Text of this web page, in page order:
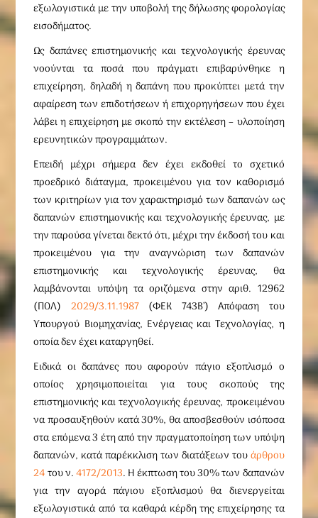
εξωλογιστικά με την υποβολή της δήλωσης φορολογίας
εισοδήματος.
Ως δαπάνες επιστημονικής και τεχνολογικής έρευνας
νοούνται τα ποσά που πράγματι επιβαρύνθηκε η
επιχείρηση, δηλαδή η δαπάνη που προκύπτει μετά την
αφαίρεση των επιδοτήσεων ή επιχορηγήσεων που έχει
λάβει η επιχείρηση με σκοπό την εκτέλεση – υλοποίηση
ερευνητικών προγραμμάτων.
Επειδή μέχρι σήμερα δεν έχει εκδοθεί το σχετικό
προεδρικό διάταγμα, προκειμένου για τον καθορισμό
των κριτηρίων για τον χαρακτηρισμό των δαπανών ως
δαπανών επιστημονικής και τεχνολογικής έρευνας, με
την παρούσα γίνεται δεκτό ότι, μέχρι την έκδοσή του και
προκειμένου για την αναγνώριση των δαπανών
επιστημονικής και τεχνολογικής έρευνας, θα
λαμβάνονται υπόψη τα οριζόμενα στην αριθ. 12962
(ΠΟΛ) 2029/3.11.1987(ΦΕΚ 743Β’) Απόφαση του
Υπουργού Βιομηχανίας, Ενέργειας και Τεχνολογίας, η
οποία δεν έχει καταργηθεί.
Ειδικά οι δαπάνες που αφορούν πάγιο εξοπλισμό ο
οποίος χρησιμοποιείται για τους σκοπούς της
επιστημονικής και τεχνολογικής έρευνας, προκειμένου
να προσαυξηθούν κατά 30%, θα αποσβεσθούν ισόποσα
στα επόμενα 3 έτη από την πραγματοποίηση των υπόψη
δαπανών, κατά παρέκκλιση των διατάξεων τουάρθρου
24του ν.4172/2013. Η έκπτωση του 30% των δαπανών
για την αγορά πάγιου εξοπλισμού θα διενεργείται
εξωλογιστικά από τα καθαρά κέρδη της επιχείρησης τα